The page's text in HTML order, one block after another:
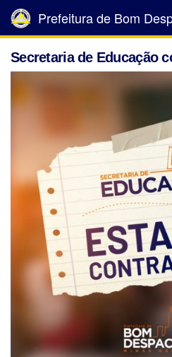
Prefeitura de Bom
Secretaria de Educação